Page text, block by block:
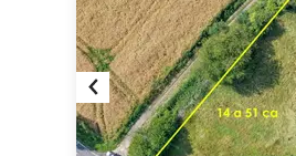
Previous